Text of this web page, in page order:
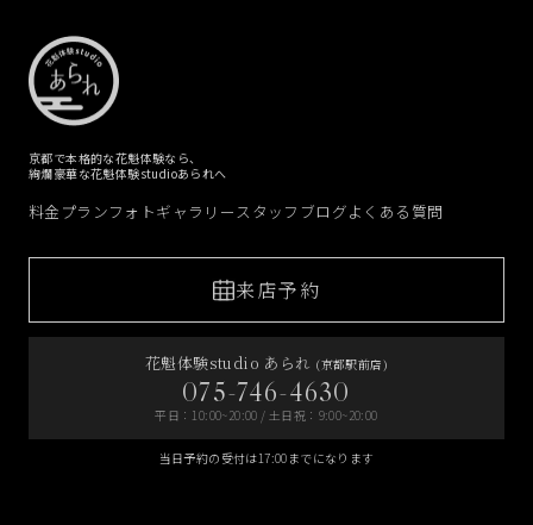
京都で本格的な花魁体験なら、
絢爛豪華な花魁体験studioあられへ
料金プランフォトギャラリースタッフブログよくある質問
来店予約
花魁体験studio あられ (京都駅前店)
075-746-4630
平日：10:00~20:00 / 土日祝：9:00~20:00
当日予約の受付は17:00までになります